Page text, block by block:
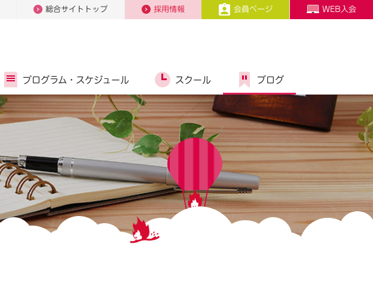
総合サイトトップ 採用情報 会員ページ WEB入会
プログラム・ スケジュール スクール ブログ